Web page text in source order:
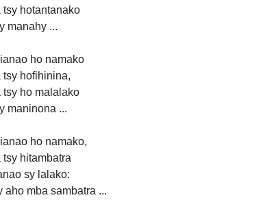
tsy hotantanako
manahy ...
ho namako
tsy hofihinina,
tsy ho malalako
maninona ...
ho namako,
tsy hitambatra
sy lalako:
aho mba sambatra ...